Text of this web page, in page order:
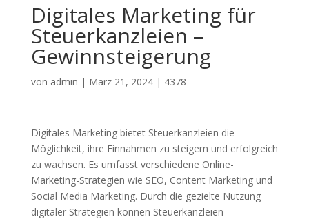
Digitales Marketing für
Steuerkanzleien –
Gewinnsteigerung
von admin | März 21, 2024| 4378
Digitales Marketing bietet Steuerkanzleien die
Möglichkeit, ihre Einnahmen zu steigern und erfolgreich
zu wachsen. Es umfasst verschiedene Online-
Marketing-Strategien wie SEO, Content Marketing und
Social Media Marketing. Durch die gezielte Nutzung
digitaler Strategien können Steuerkanzleien